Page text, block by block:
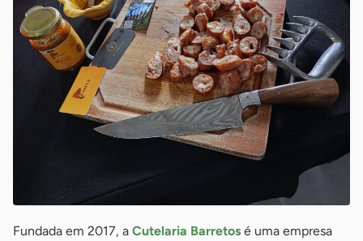
Fundada em 2017, a Cutelaria Barretos é uma empresa